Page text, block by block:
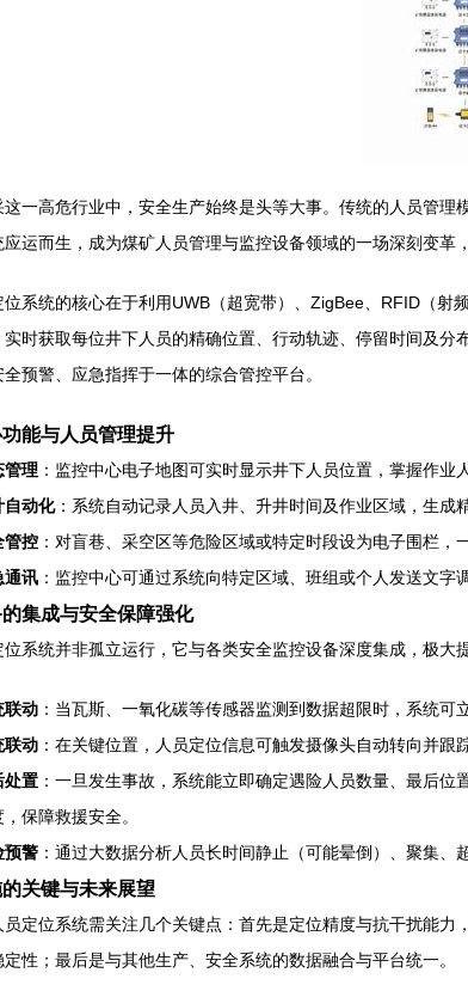
这一高危行业中，安全生产始终是头等大事。传统的人员管
应运而生，成为煤矿人员管理与监控设备领域的一场深刻变革
位系统的核心在于利用UWB（超宽带）、ZigBee、RFID（
时获取每位井下人员的精确位置、行动轨迹、停留时间及
预警、应急指挥于一体的综合管控平台。
能与人员管理提升
管理 ：监控中心电子地图可实时显示井下人员位置，掌握作业
自动化：系统自动记录人员入井、升井时间及作业区域，生成
管控 ：对盲巷、采空区等危险区域或特定时段设为电子围栏
通讯 ：监控中心可通过系统向特定区域、班组或个人发送文
集成与安全保障强化
系统并非孤立运行，它与各类安全监控设备深度集成，极大
联动 ：当瓦斯、一氧化碳等传感器监测到数据超限时，系统
联动 ：在关键位置，人员定位信息可触发摄像头自动转向并跟
处置 ：一旦发生事故，系统能立即确定遇险人员数量、最后
保障救援安全。
预警 ：通过大数据分析人员长时间静止（可能晕倒）、聚集
关键与未来展望
员定位系统需关注几个关键点：首先是定位精度与抗干扰能
性；最后是与其他生产、安全系统的数据融合与平台统一。